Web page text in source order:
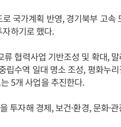
국가계획 반영, 경기북부 고속
하기로 했다.
류 협력사업 기반조성 및 확대,
립수역 일대 명소 조성, 평화누
5개 사업을 추진한다.
투자해 경제, 보건·환경, 문화·